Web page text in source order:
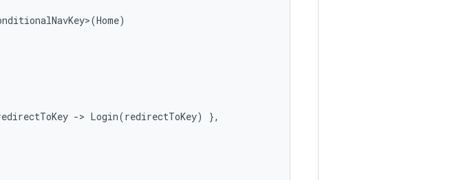
(Home)
-> Login(redirectToKey)
},